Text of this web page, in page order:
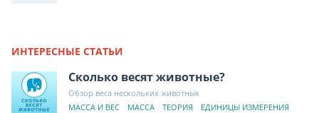
ИНТЕРЕСНЫЕ СТАТЬИ
Сколько весят животные?
Обзор веса нескольких животных
МАССА И ВЕС
МАССА ТЕОРИЯ ЕДИНИЦЫ ИЗМЕРЕНИЯ